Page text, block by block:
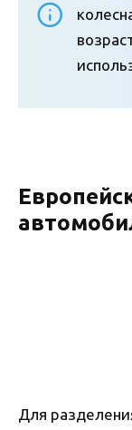
Для